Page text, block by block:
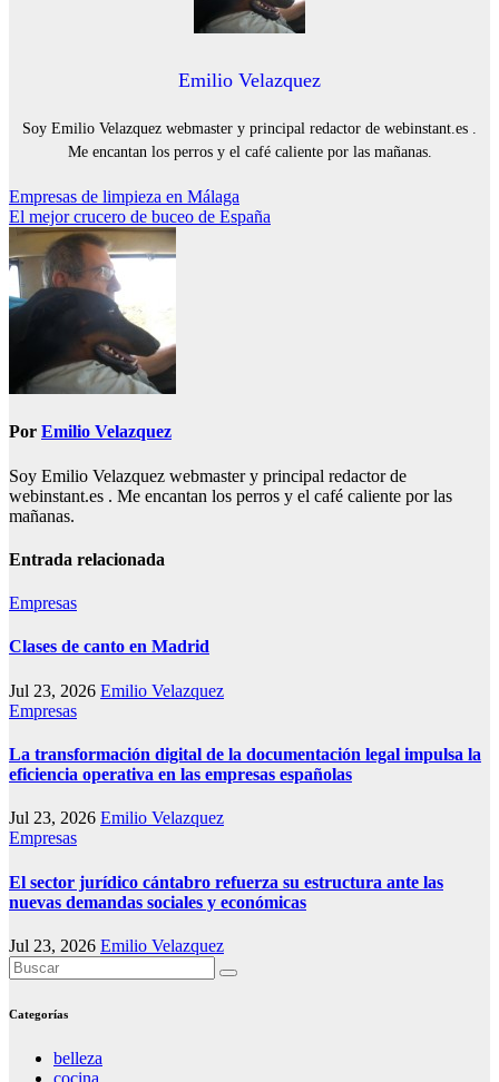
Emilio Velazquez
Soy Emilio Velazquez webmaster y principal redactor de webinstant.es .
Me encantan los perros y el café caliente por las mañanas.
Navegación
de
entradas
Empresas de limpieza en Málaga
El mejor crucero de buceo de España
Por Emilio Velazquez
Soy Emilio Velazquez webmaster y principal redactor de
webinstant.es . Me encantan los perros y el café caliente por las
mañanas.
Entrada relacionada
Empresas
Clases de canto en Madrid
Jul 23, 2026 Emilio Velazquez
Empresas
La transformación digital de la documentación legal impulsa la
eficiencia operativa en las empresas españolas
Jul 23, 2026 Emilio Velazquez
Empresas
El sector jurídico cántabro refuerza su estructura ante las
nuevas demandas sociales y económicas
Jul 23, 2026 Emilio Velazquez
Categorías
belleza
cocina